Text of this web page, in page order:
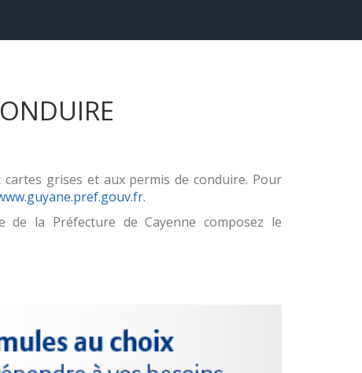
grises et aux permis de conduire. Pour
.
la Préfecture de Cayenne composez le